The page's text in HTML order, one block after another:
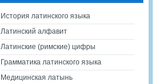
История латинского языка
Латинский алфавит
Латинские (римские) цифры
Грамматика латинского языка
Медицинская латынь